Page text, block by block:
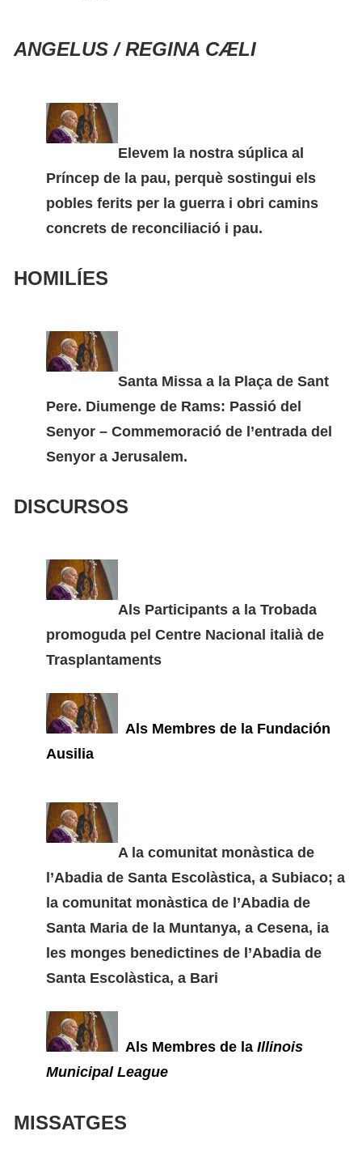
ANGELUS / REGINA CÆLI
Elevem la nostra súplica al
Príncep de la pau, perquè sostingui els
pobles ferits per la guerra i obri camins
concrets de reconciliació i pau.
HOMILÍES
Santa Missa a la Plaça de Sant
Pere. Diumenge de Rams: Passió del
Senyor – Commemoració de l’entrada del
Senyor a Jerusalem.
DISCURSOS
Als Participants a la Trobada
promoguda pel Centre Nacional italià de
Trasplantaments
Als Membres de la Fundación
Ausilia
A la comunitat monàstica de
l’Abadia de Santa Escolàstica, a Subiaco; a
la comunitat monàstica de l’Abadia de
Santa Maria de la Muntanya, a Cesena, ia
les monges benedictines de l’Abadia de
Santa Escolàstica, a Bari
Als Membres de la Illinois
Municipal League
MISSATGES